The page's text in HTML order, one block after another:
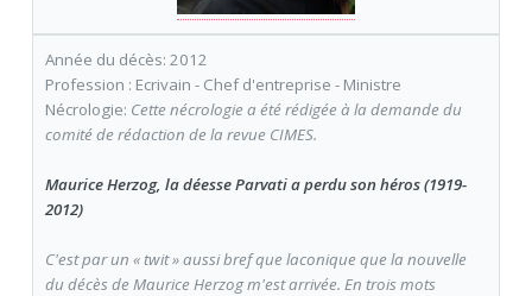
Année du décès: 2012
Profession : Ecrivain - Chef d'entreprise - Ministre
Nécrologie: Cette nécrologie a été rédigée à la demande du
comité de rédaction de la revue CIMES.
Maurice Herzog, la déesse Parvati a perdu son héros (1919-
2012)
C'est par un « twit » aussi bref que laconique que la nouvelle
du décès de Maurice Herzog m'est arrivée. En trois mots